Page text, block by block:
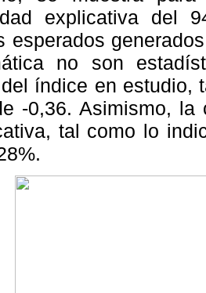
explicativa del
esperados
no son
índice en estudio,
-0,36. Asimismo, la
tal como lo